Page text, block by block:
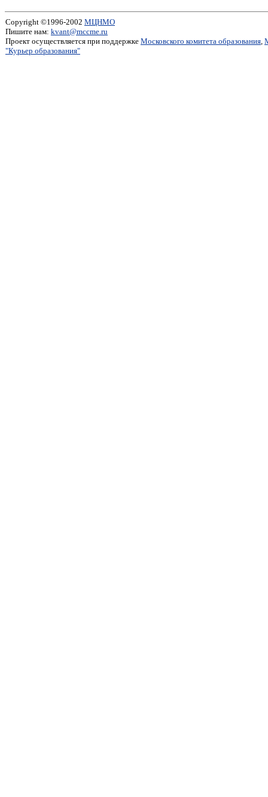
Copyright ©1996-2002 МЦНМО
Пишите нам: kvant@mccme.ru
Проект осуществляется при поддержке Московского комитета образования,
"Курьер образования"